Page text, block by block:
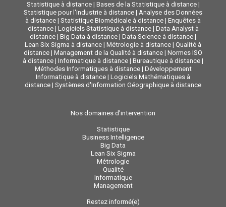
Statistique à distance| Bases de la Statistique à distance|
Statistique pour l'industrie à distance | Analyse des Données
à distance | Statistique Biomédicale à distance | Enquêtes à
distance| Logiciels Statistique à distance| Data Analyst à
distance | Big Data à distance | Data Science à distance |
Lean Six Sigma à distance | Métrologie à distance | Qualité à
distance | Management de la Qualité à distance | Normes ISO
à distance | Informatique à distance | Bureautique à distance |
Méthodes Informatiques à distance| Développement
Informatique à distance | Logiciels Mathématiques à
distance | Systèmes d'Information Géographique à distance
Nos domaines d'intervention
Statistique
Business Intelligence
Big Data
Lean Six Sigma
Métrologie
Qualité
Informatique
Management
Restez informé(e)